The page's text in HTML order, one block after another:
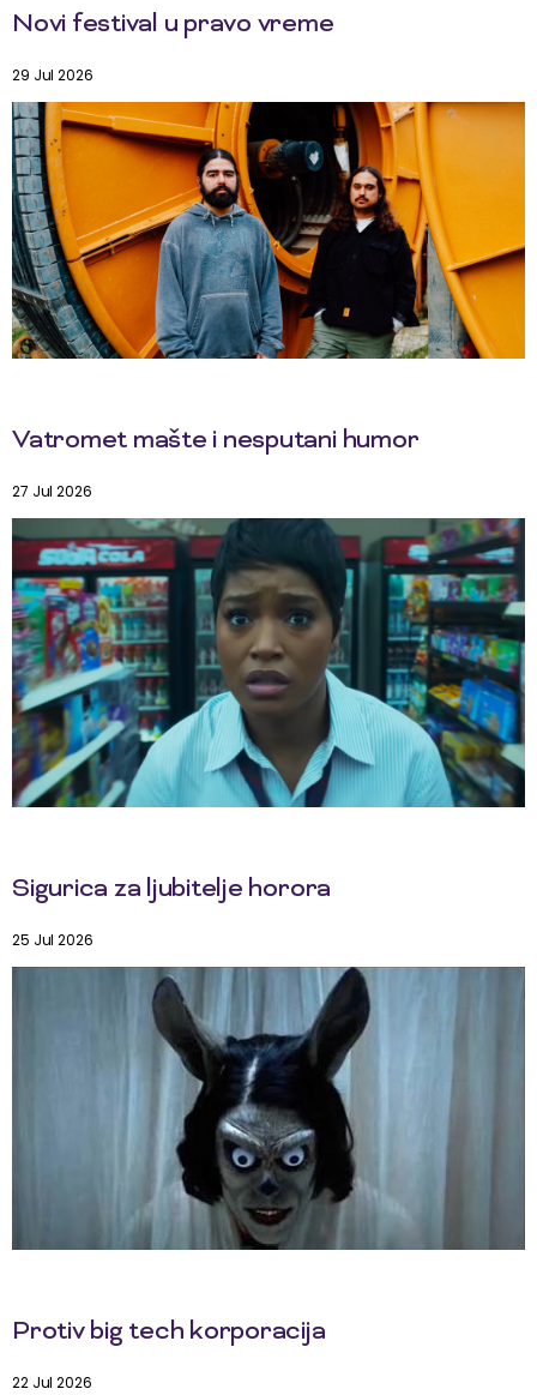
Novi festival u pravo vreme
29 Jul 2026
Vatromet mašte i nesputani humor
27 Jul 2026
Sigurica za ljubitelje horora
25 Jul 2026
Protiv big tech korporacija
22 Jul 2026